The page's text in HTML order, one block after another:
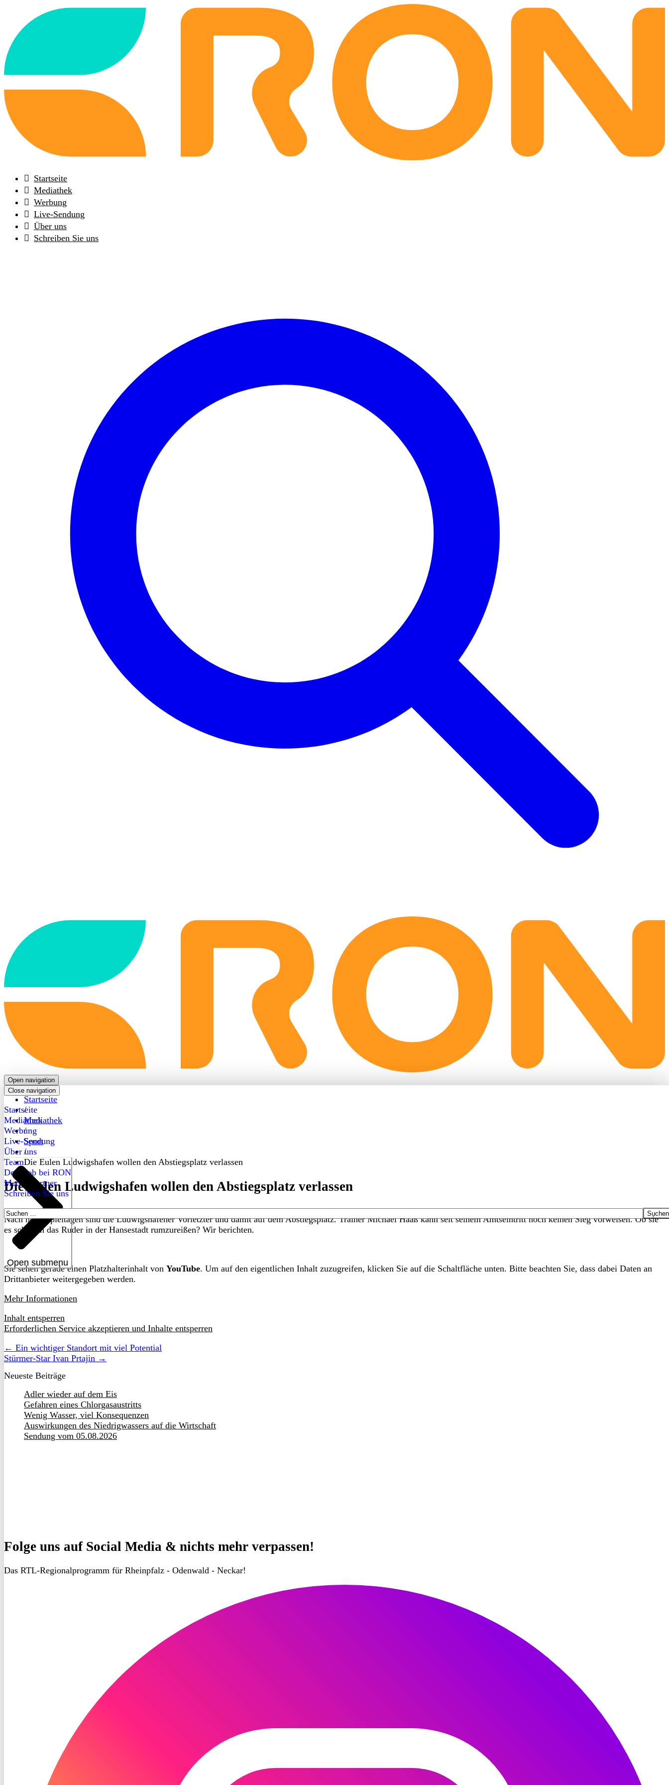
frontpage
Startseite
Mediathek
Werbung
Live-Sendung
Über uns
Schreiben Sie uns
frontpage
Open navigation
Close navigation
Startseite
Mediathek
Werbung
Live-Sendung
Über uns
Open submenu
Team
Dein Job bei RON
Medienpartner
Schreiben Sie uns
Suchen
nach:
Startseite
/
Mediathek
/
Sport
/
Die Eulen Ludwigshafen wollen den Abstiegsplatz verlassen
Die Eulen Ludwigshafen wollen den Abstiegsplatz verlassen
Nach neun Spieltagen sind die Ludwigshafener Vorletzter und damit auf dem Abstiegsplatz. Trainer Michael Haaß kann seit seinem Amtseintritt noch keinen Sieg vorweisen. Ob sie
es schaffen das Ruder in der Hansestadt rumzureißen? Wir berichten.
Sie sehen gerade einen Platzhalterinhalt von YouTube. Um auf den eigentlichen Inhalt zuzugreifen, klicken Sie auf die Schaltfläche unten. Bitte beachten Sie, dass dabei Daten an
Drittanbieter weitergegeben werden.
Mehr Informationen
Inhalt entsperren
Erforderlichen Service akzeptieren und Inhalte entsperren
← Ein wichtiger Standort mit viel Potential
Stürmer-Star Ivan Prtajin →
Neueste Beiträge
Adler wieder auf dem Eis
Gefahren eines Chlorgasaustritts
Wenig Wasser, viel Konsequenzen
Auswirkungen des Niedrigwassers auf die Wirtschaft
Sendung vom 05.08.2026
Folge uns auf Social Media & nichts mehr verpassen!
Das RTL-Regionalprogramm für Rheinpfalz - Odenwald - Neckar!